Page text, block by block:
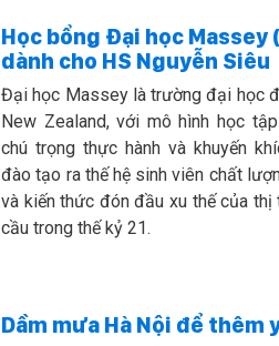
Học bổng Đại học Massey
dành cho HS Nguyễn Siêu
Đại học Massey là trường đại học
New Zealand, với mô hình học
chú trọng thực hành và khuyến
đào tạo ra thế hệ sinh viên chất
và kiến thức đón đầu xu thế của
cầu trong thế kỷ 21.
Dầm mưa Hà Nội để thêm